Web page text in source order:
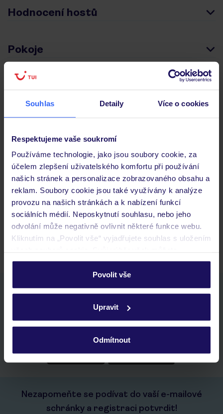
Souhlas Detaily Více o cookies
Respektujeme vaše soukromí
Používáme technologie, jako jsou soubory cookie, za
účelem zlepšení uživatelského komfortu při používání
našich stránek a personalizace zobrazovaného obsahu a
reklam. Soubory cookie jsou také využívány k analýze
provozu na našich stránkách a k nabízení funkcí
sociálních médií. Neposkytnutí souhlasu, nebo jeho
odvolání může negativně ovlivnit některé funkce webu.
Kliknutím na „Povolit vše“ vyjadřujete souhlas s uložením
personalizovat v sekci „Personalizace“.
Podrobné informace o souborech cookie naleznete v
ochrany osobních údajů.
Povolit vše
Upravit
Odmítnout
Hodnocení hostů
Pokoje
Často kladené otázky
Jaké doklady jsou potřebné při cestování?
Budeme ubytováni ihned po příjezdu do hotelu?
Kam jít po přistání a vyzvednutí zavazadel?
Zobrazit další
Stáhněte si bezplatnou aplikaci TUI
rychlé vyhledávání a prohlížení nabídek
historie vyhledávání a naposledy zobrazené nabídky
kontakt s TUI a všechny informace o tvé rezervaci v myTUI
Nezapomeňte se podívat do vaší e-mailové
schránky a registraci potvrdit!